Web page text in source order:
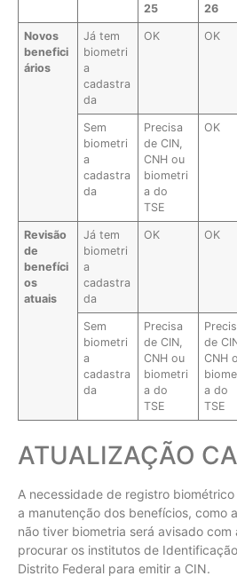
25
26
Novos
benefici
ários
Já tem
biometri
a
cadastra
da
OK OK
Sem
biometri
a
cadastra
da
Precisa
de CIN,
CNH ou
biometri
a do
TSE
OK
Revisão
de
benefíci
os
atuais
Já tem
biometri
a
cadastra
da
OK OK
Sem
biometri
a
cadastra
da
Precisa
de CIN,
CNH ou
biometri
a do
TSE
de
CNH
a do
TSE
ATUALIZAÇÃO
A necessidade de registro
a manutenção dos benefícios, como
não tiver biometria será avisado
procurar os institutos de
Distrito Federal para emitir a CIN.